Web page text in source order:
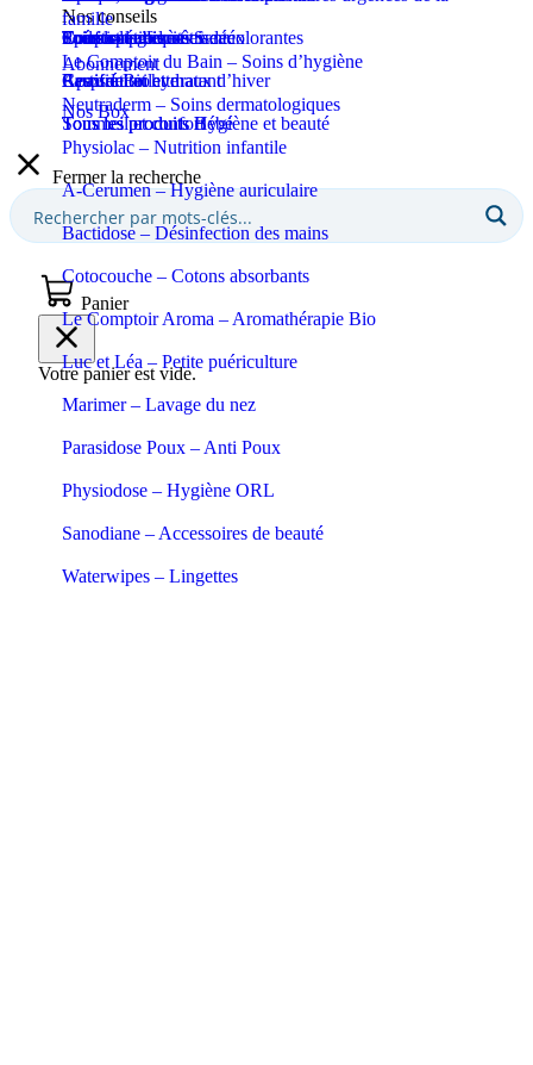
Coupe-ongles et ciseaux
Apaisant et hydratant
Sommeil et confort
Puériculture
Certifié Bio
Tous les produits Bébé
Confort et bien-être
Respiration et maux d’hiver
Tous les produits Santé
Epilation et crèmes décolorantes
Soins spécifiques
Soins solaires
Eaux de toilette
Tous les produits Hygiène et beauté
famille
Le Comptoir du Bain – Soins d’hygiène
Neutraderm – Soins dermatologiques
Physiolac – Nutrition infantile
A-Cerumen – Hygiène auriculaire
Bactidose – Désinfection des mains
Cotocouche – Cotons absorbants
Le Comptoir Aroma – Aromathérapie Bio
Luc et Léa – Petite puériculture
Marimer – Lavage du nez
Parasidose Poux – Anti Poux
Physiodose – Hygiène ORL
Sanodiane – Accessoires de beauté
Waterwipes – Lingettes
Nos conseils
Abonnement
Nos Box
Fermer la recherche
Panier
Votre panier est vide.